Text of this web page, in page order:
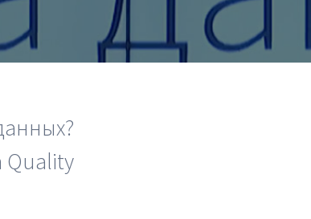
На высоту enterprise-
аналитики
Контакты
Поддержка
Quality